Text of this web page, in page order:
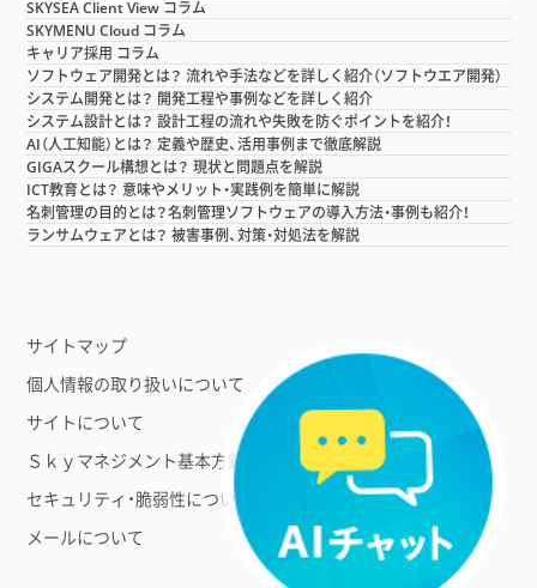
SKYSEA Client View コラム
SKYMENU Cloud コラム
キャリア採用 コラム
ソフトウェア開発とは？ 流れや手法などを詳しく紹介（ソフトウエア開発）
システム開発とは？ 開発工程や事例などを詳しく紹介
システム設計とは？ 設計工程の流れや失敗を防ぐポイントを紹介！
AI（人工知能）とは？ 定義や歴史、活用事例まで徹底解説
GIGAスクール構想とは？ 現状と問題点を解説
ICT教育とは？ 意味やメリット・実践例を簡単に解説
名刺管理の目的とは？名刺管理ソフトウェアの導入方法・事例も紹介！
ランサムウェアとは？ 被害事例、対策・対処法を解説
サイトマップ
個人情報の取り扱いについて
サイトについて
Ｓｋｙマネジメント基本方針
セキュリティ・脆弱性について
メールについて